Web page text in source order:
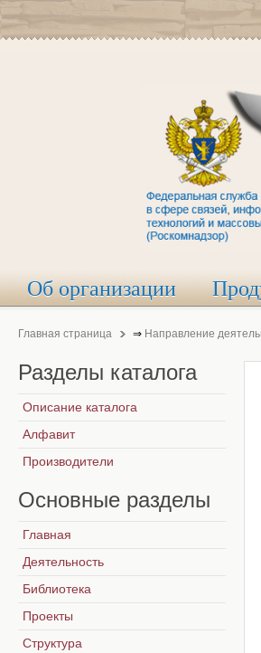
Об организации
Главная страница ⇒ Направление
Разделы каталога
Описание каталога
Алфавит
Производители
Основные разделы
Главная
Деятельность
Библиотека
Проекты
Структура